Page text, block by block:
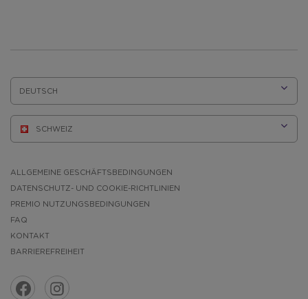
SPRACHE:
ALLGEMEINE GESCHÄFTSBEDINGUNGEN
DATENSCHUTZ- UND COOKIE-RICHTLINIEN
PREMIO NUTZUNGSBEDINGUNGEN
FAQ
KONTAKT
BARRIEREFREIHEIT